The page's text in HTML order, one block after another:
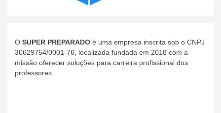
O SUPER PREPARADO é uma empresa inscrita sob o CNPJ
30629754/0001-76, localizada fundada em 2018 com a
missão oferecer soluções para carreira profissional dos
professores.